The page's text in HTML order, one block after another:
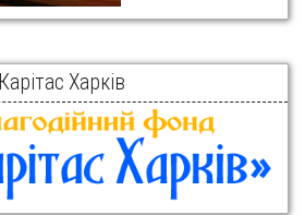
Карітас Харків